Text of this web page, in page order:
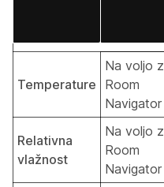
Temperature
Na voljo z
Room
Navigator
Relativna
vlažnost
Na voljo z
Room
Navigator